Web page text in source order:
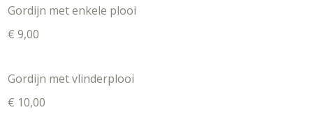
Gordijn met enkele plooi
€ 9,00
Gordijn met vlinderplooi
€ 10,00